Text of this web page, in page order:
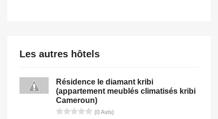
Les autres hôtels
Résidence le diamant kribi
(appartement meublés climatisés kribi
Cameroun)
(0 Avis)